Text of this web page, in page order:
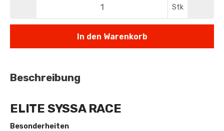
Stk
In den Warenkorb
Beschreibung
ELITE SYSSA RACE
Besonderheiten